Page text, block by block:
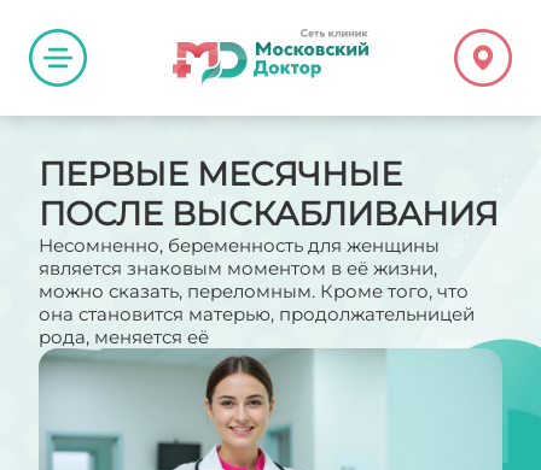
ПЕРВЫЕ МЕСЯЧНЫЕ
ПОСЛЕ ВЫСКАБЛИВАНИЯ
Несомненно, беременность для женщины
является знаковым моментом в её жизни,
можно сказать, переломным. Кроме того, что
она становится матерью, продолжательницей
рода, меняется её